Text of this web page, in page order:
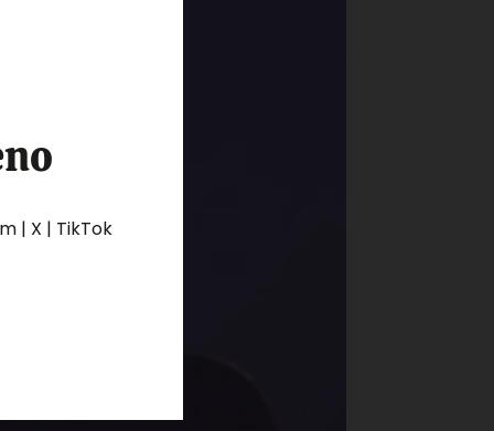
| X | TikTok